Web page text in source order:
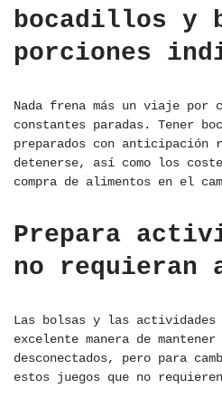
bocadillos y
porciones
Nada frena más un viaje por
constantes paradas. Tener
preparados con anticipación
detenerse, así como los
compra de alimentos en el
Prepara
no requieran
Las bolsas y las actividades
excelente manera de
desconectados, pero para
estos juegos que no